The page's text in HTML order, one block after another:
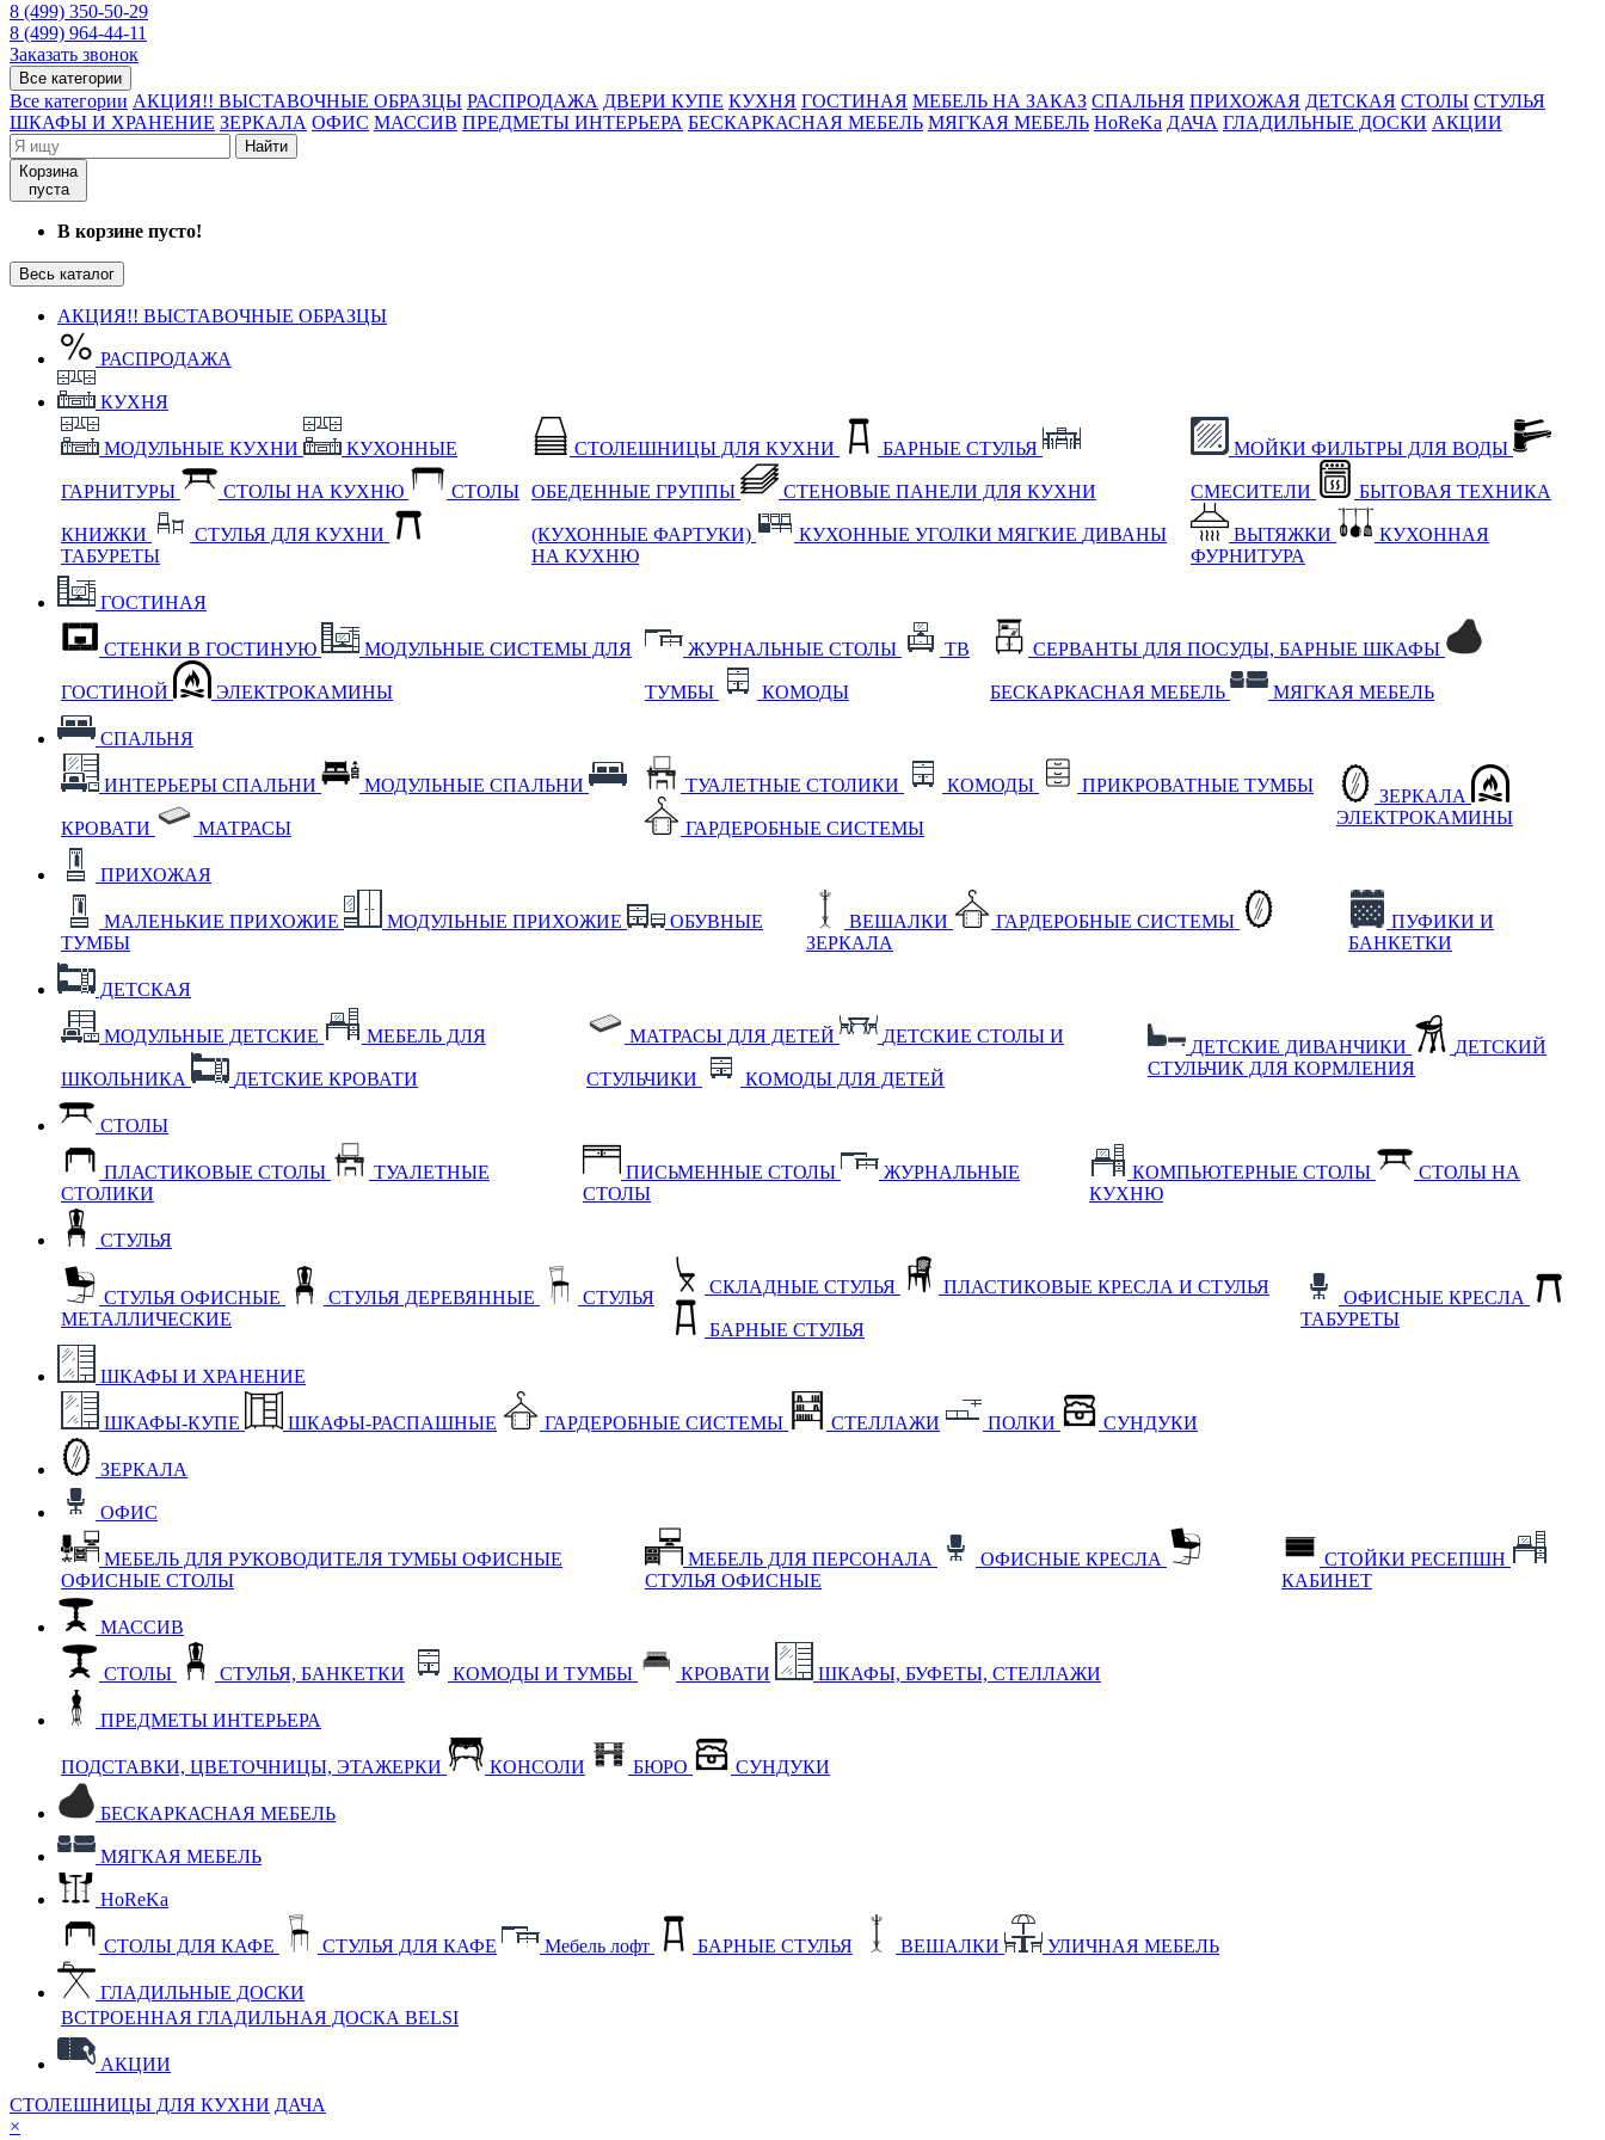
8 (499) 350-50-29
8 (499) 964-44-11
Заказать звонок
Все категории
Все категории АКЦИЯ!! ВЫСТАВОЧНЫЕ ОБРАЗЦЫ РАСПРОДАЖА ДВЕРИ КУПЕ КУХНЯ ГОСТИНАЯ МЕБЕЛЬ НА ЗАКАЗ СПАЛЬНЯ ПРИХОЖАЯ ДЕТСКАЯ СТОЛЫ СТУЛЬЯ
ШКАФЫ И ХРАНЕНИЕ ЗЕРКАЛА ОФИС МАССИВ ПРЕДМЕТЫ ИНТЕРЬЕРА БЕСКАРКАСНАЯ МЕБЕЛЬ МЯГКАЯ МЕБЕЛЬ HoReKa ДАЧА ГЛАДИЛЬНЫЕ ДОСКИ АКЦИИ
Найти
Корзина
пуста
В корзине пусто!
Весь каталог
АКЦИЯ!! ВЫСТАВОЧНЫЕ ОБРАЗЦЫ
РАСПРОДАЖА
КУХНЯ
МОДУЛЬНЫЕ КУХНИ КУХОННЫЕ
ГАРНИТУРЫ СТОЛЫ НА КУХНЮ СТОЛЫ
КНИЖКИ
СТУЛЬЯ ДЛЯ КУХНИ
ТАБУРЕТЫ
СТОЛЕШНИЦЫ ДЛЯ КУХНИ БАРНЫЕ СТУЛЬЯ
ОБЕДЕННЫЕ ГРУППЫ СТЕНОВЫЕ ПАНЕЛИ ДЛЯ КУХНИ
(КУХОННЫЕ ФАРТУКИ) КУХОННЫЕ УГОЛКИ МЯГКИЕ ДИВАНЫ
НА КУХНЮ
МОЙКИ ФИЛЬТРЫ ДЛЯ ВОДЫ
СМЕСИТЕЛИ БЫТОВАЯ ТЕХНИКА
ВЫТЯЖКИ
КУХОННАЯ
ФУРНИТУРА
ГОСТИНАЯ
СТЕНКИ В ГОСТИНУЮ МОДУЛЬНЫЕ СИСТЕМЫ ДЛЯ
ГОСТИНОЙ ЭЛЕКТРОКАМИНЫ
ЖУРНАЛЬНЫЕ СТОЛЫ ТВ
ТУМБЫ КОМОДЫ
СЕРВАНТЫ ДЛЯ ПОСУДЫ, БАРНЫЕ ШКАФЫ
БЕСКАРКАСНАЯ МЕБЕЛЬ МЯГКАЯ МЕБЕЛЬ
СПАЛЬНЯ
ИНТЕРЬЕРЫ СПАЛЬНИ МОДУЛЬНЫЕ СПАЛЬНИ
КРОВАТИ МАТРАСЫ
ТУАЛЕТНЫЕ СТОЛИКИ КОМОДЫ ПРИКРОВАТНЫЕ ТУМБЫ
ГАРДЕРОБНЫЕ СИСТЕМЫ
ЗЕРКАЛА
ЭЛЕКТРОКАМИНЫ
ПРИХОЖАЯ
МАЛЕНЬКИЕ ПРИХОЖИЕ МОДУЛЬНЫЕ ПРИХОЖИЕ
ОБУВНЫЕ
ТУМБЫ
ВЕШАЛКИ
ГАРДЕРОБНЫЕ СИСТЕМЫ
ЗЕРКАЛА
ПУФИКИ И
БАНКЕТКИ
ДЕТСКАЯ
МОДУЛЬНЫЕ ДЕТСКИЕ МЕБЕЛЬ ДЛЯ
ШКОЛЬНИКА ДЕТСКИЕ КРОВАТИ
МАТРАСЫ ДЛЯ ДЕТЕЙ ДЕТСКИЕ СТОЛЫ И
СТУЛЬЧИКИ КОМОДЫ ДЛЯ ДЕТЕЙ
ДЕТСКИЕ ДИВАНЧИКИ
ДЕТСКИЙ
СТУЛЬЧИК ДЛЯ КОРМЛЕНИЯ
СТОЛЫ
ПЛАСТИКОВЫЕ СТОЛЫ
ТУАЛЕТНЫЕ
СТОЛИКИ
ПИСЬМЕННЫЕ СТОЛЫ
ЖУРНАЛЬНЫЕ
СТОЛЫ
КОМПЬЮТЕРНЫЕ СТОЛЫ
СТОЛЫ НА
КУХНЮ
СТУЛЬЯ
СТУЛЬЯ ОФИСНЫЕ СТУЛЬЯ ДЕРЕВЯННЫЕ
СТУЛЬЯ
МЕТАЛЛИЧЕСКИЕ
СКЛАДНЫЕ СТУЛЬЯ ПЛАСТИКОВЫЕ КРЕСЛА И СТУЛЬЯ
БАРНЫЕ СТУЛЬЯ
ОФИСНЫЕ КРЕСЛА
ТАБУРЕТЫ
ШКАФЫ И ХРАНЕНИЕ
ШКАФЫ-КУПЕ ШКАФЫ-РАСПАШНЫЕ ГАРДЕРОБНЫЕ СИСТЕМЫ СТЕЛЛАЖИ ПОЛКИ СУНДУКИ
ЗЕРКАЛА
ОФИС
МЕБЕЛЬ ДЛЯ РУКОВОДИТЕЛЯ ТУМБЫ ОФИСНЫЕ
ОФИСНЫЕ СТОЛЫ
МЕБЕЛЬ ДЛЯ ПЕРСОНАЛА
ОФИСНЫЕ КРЕСЛА
СТУЛЬЯ ОФИСНЫЕ
СТОЙКИ РЕСЕПШН
КАБИНЕТ
МАССИВ
СТОЛЫ СТУЛЬЯ, БАНКЕТКИ КОМОДЫ И ТУМБЫ КРОВАТИ ШКАФЫ, БУФЕТЫ, СТЕЛЛАЖИ
ПРЕДМЕТЫ ИНТЕРЬЕРА
ПОДСТАВКИ, ЦВЕТОЧНИЦЫ, ЭТАЖЕРКИ КОНСОЛИ БЮРО СУНДУКИ
БЕСКАРКАСНАЯ МЕБЕЛЬ
МЯГКАЯ МЕБЕЛЬ
HoReKa
СТОЛЫ ДЛЯ КАФЕ СТУЛЬЯ ДЛЯ КАФЕ Мебель лофт БАРНЫЕ СТУЛЬЯ ВЕШАЛКИ УЛИЧНАЯ МЕБЕЛЬ
ГЛАДИЛЬНЫЕ ДОСКИ
ВСТРОЕННАЯ ГЛАДИЛЬНАЯ ДОСКА BELSI
АКЦИИ
СТОЛЕШНИЦЫ ДЛЯ КУХНИ ДАЧА
×